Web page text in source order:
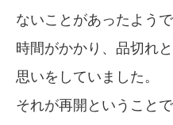
ないことがあったよう
時間がかかり、品切れ
思いをしていました。
それが再開ということで